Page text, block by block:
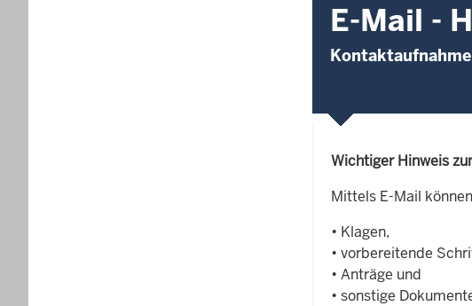
E-Mail -
Wichtiger Hinweis
Mittels E-Mail können
• Klagen,
• vorbereitende
• Anträge und
• sonstige